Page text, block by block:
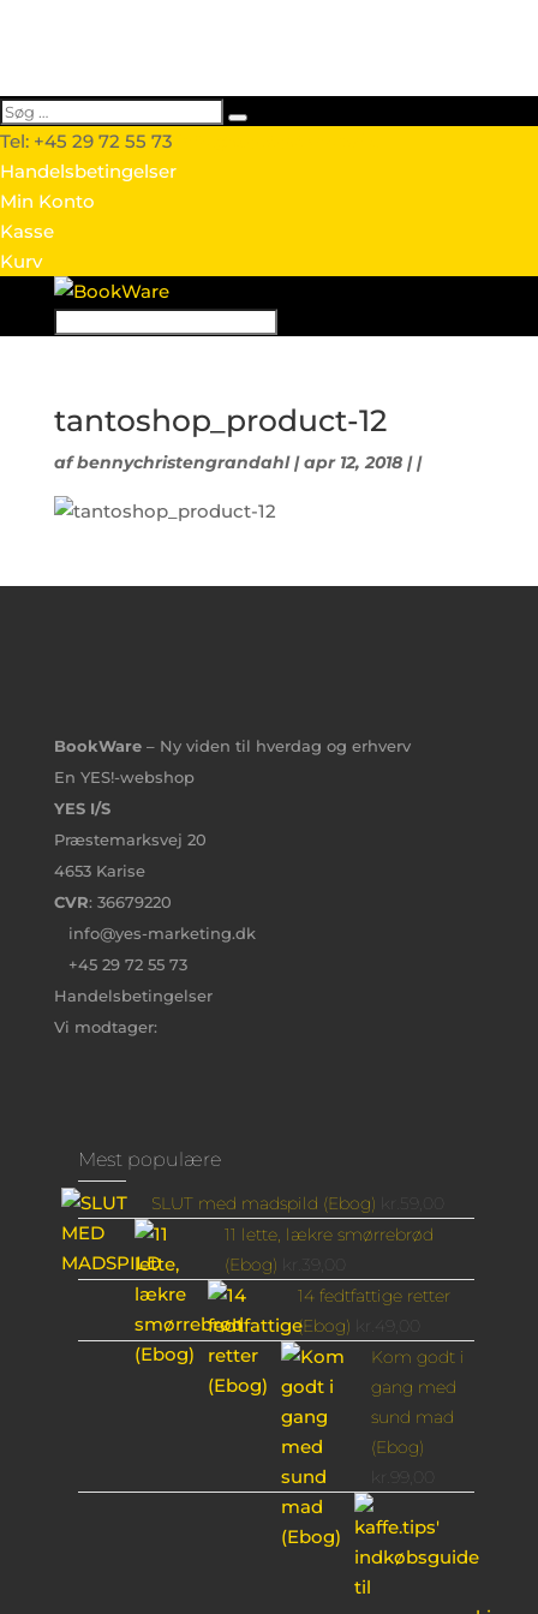
Tel: +45 29 72 55 73
Handelsbetingelser
Min Konto
Kasse
Kurv
tantoshop_product-12
afbennychristengrandahl| apr 12, 2018 | |
BookWare– Ny viden til hverdag og erhverv
En YES!-webshop
YES I/S
Præstemarksvej 20
4653 Karise
CVR: 36679220
info@yes-marketing.dk
+45 29 72 55 73
Handelsbetingelser
Vi modtager:
Mest populære
SLUT med madspild (Ebog)
11 lette, lækre smørrebrød
(Ebog)
39,00
14 fedtfattige retter
(Ebog)
49,00
Kom godt i
gang med
sund mad
(Ebog)